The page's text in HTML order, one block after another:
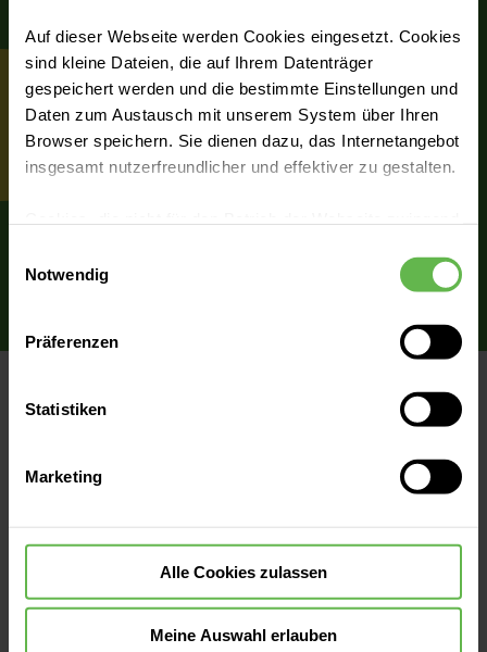
Auf dieser Webseite werden Cookies eingesetzt. Cookies
sind kleine Dateien, die auf Ihrem Datenträger
gespeichert werden und die bestimmte Einstellungen und
Daten zum Austausch mit unserem System über Ihren
Browser speichern. Sie dienen dazu, das Internetangebot
insgesamt nutzerfreundlicher und effektiver zu gestalten.
eingesetzt werden.
Es steht Ihnen frei, unsere Seite mit nur den notwendigen
Cookies zu benutzen, eine individuelle Auswahl
oder durch Auswahl von „Alle Cookies akzeptieren“ in die
widerrufen.
Notwendig
Präferenzen
Statistiken
Marketing
Alle Cookies zulassen
Meine Auswahl erlauben
Neuigkeiten